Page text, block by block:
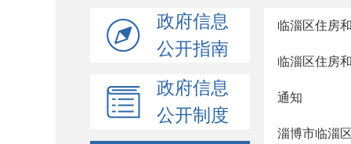
政府信息
公开指南
政府信息
公开制度
临淄区住房
临淄区住房
通知
淄博市临淄